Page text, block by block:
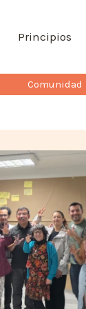
Principios
Comunidad